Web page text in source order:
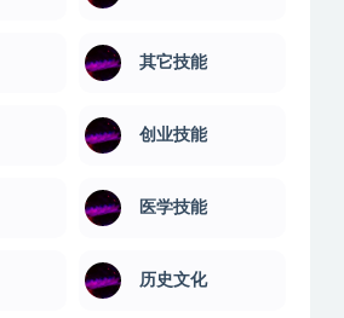
其它技能
创业技能
医学技能
历史文化